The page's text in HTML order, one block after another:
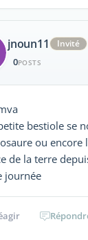
jnoun11 Invité
0POSTS
bestiole se
ou encore
de la terre
journée